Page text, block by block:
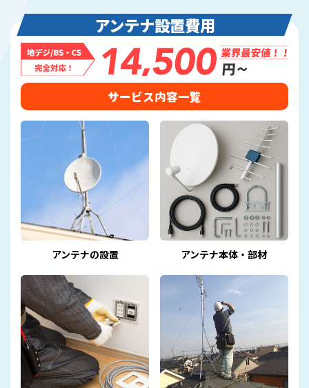
アンテナ設置費用
サービス内容一覧
アンテナの設置 アンテナ本体・部材